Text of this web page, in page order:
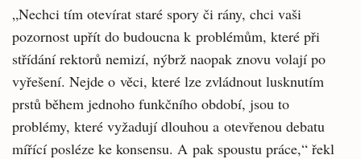
„Nechci tím otevírat staré spory či rány, chci vaši
pozornost upřít do budoucna k problémům, které při
střídání rektorů nemizí, nýbrž naopak znovu volají po
vyřešení. Nejde o věci, které lze zvládnout lusknutím
prstů během jednoho funkčního období, jsou to
problémy, které vyžadují dlouhou a otevřenou debatu
mířící posléze ke konsensu. A pak spoustu práce,“ řekl